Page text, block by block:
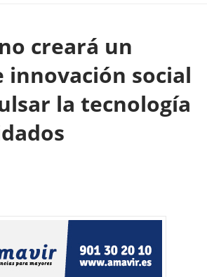
creará un
innovación social
la tecnología